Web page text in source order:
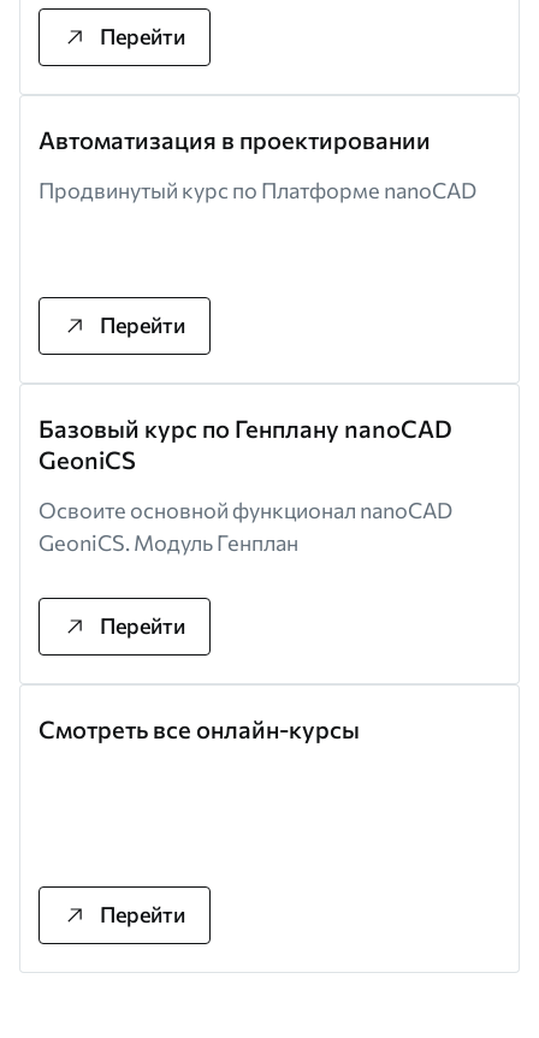
Перейти
Автоматизация в проектировании
Продвинутый курс по Платформе nanoCAD
Перейти
Базовый курс по Генплану nanoCAD
GeoniCS
Освоите основной функционал nanoCAD
GeoniCS. Модуль Генплан
Перейти
Смотреть все онлайн-курсы
Перейти